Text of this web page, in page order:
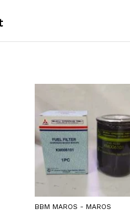
BBM MAROS - MAROS